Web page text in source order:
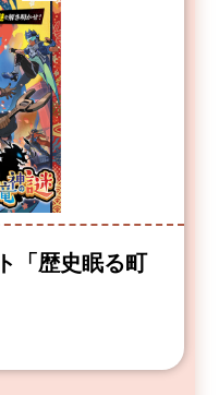
「歴史眠る町